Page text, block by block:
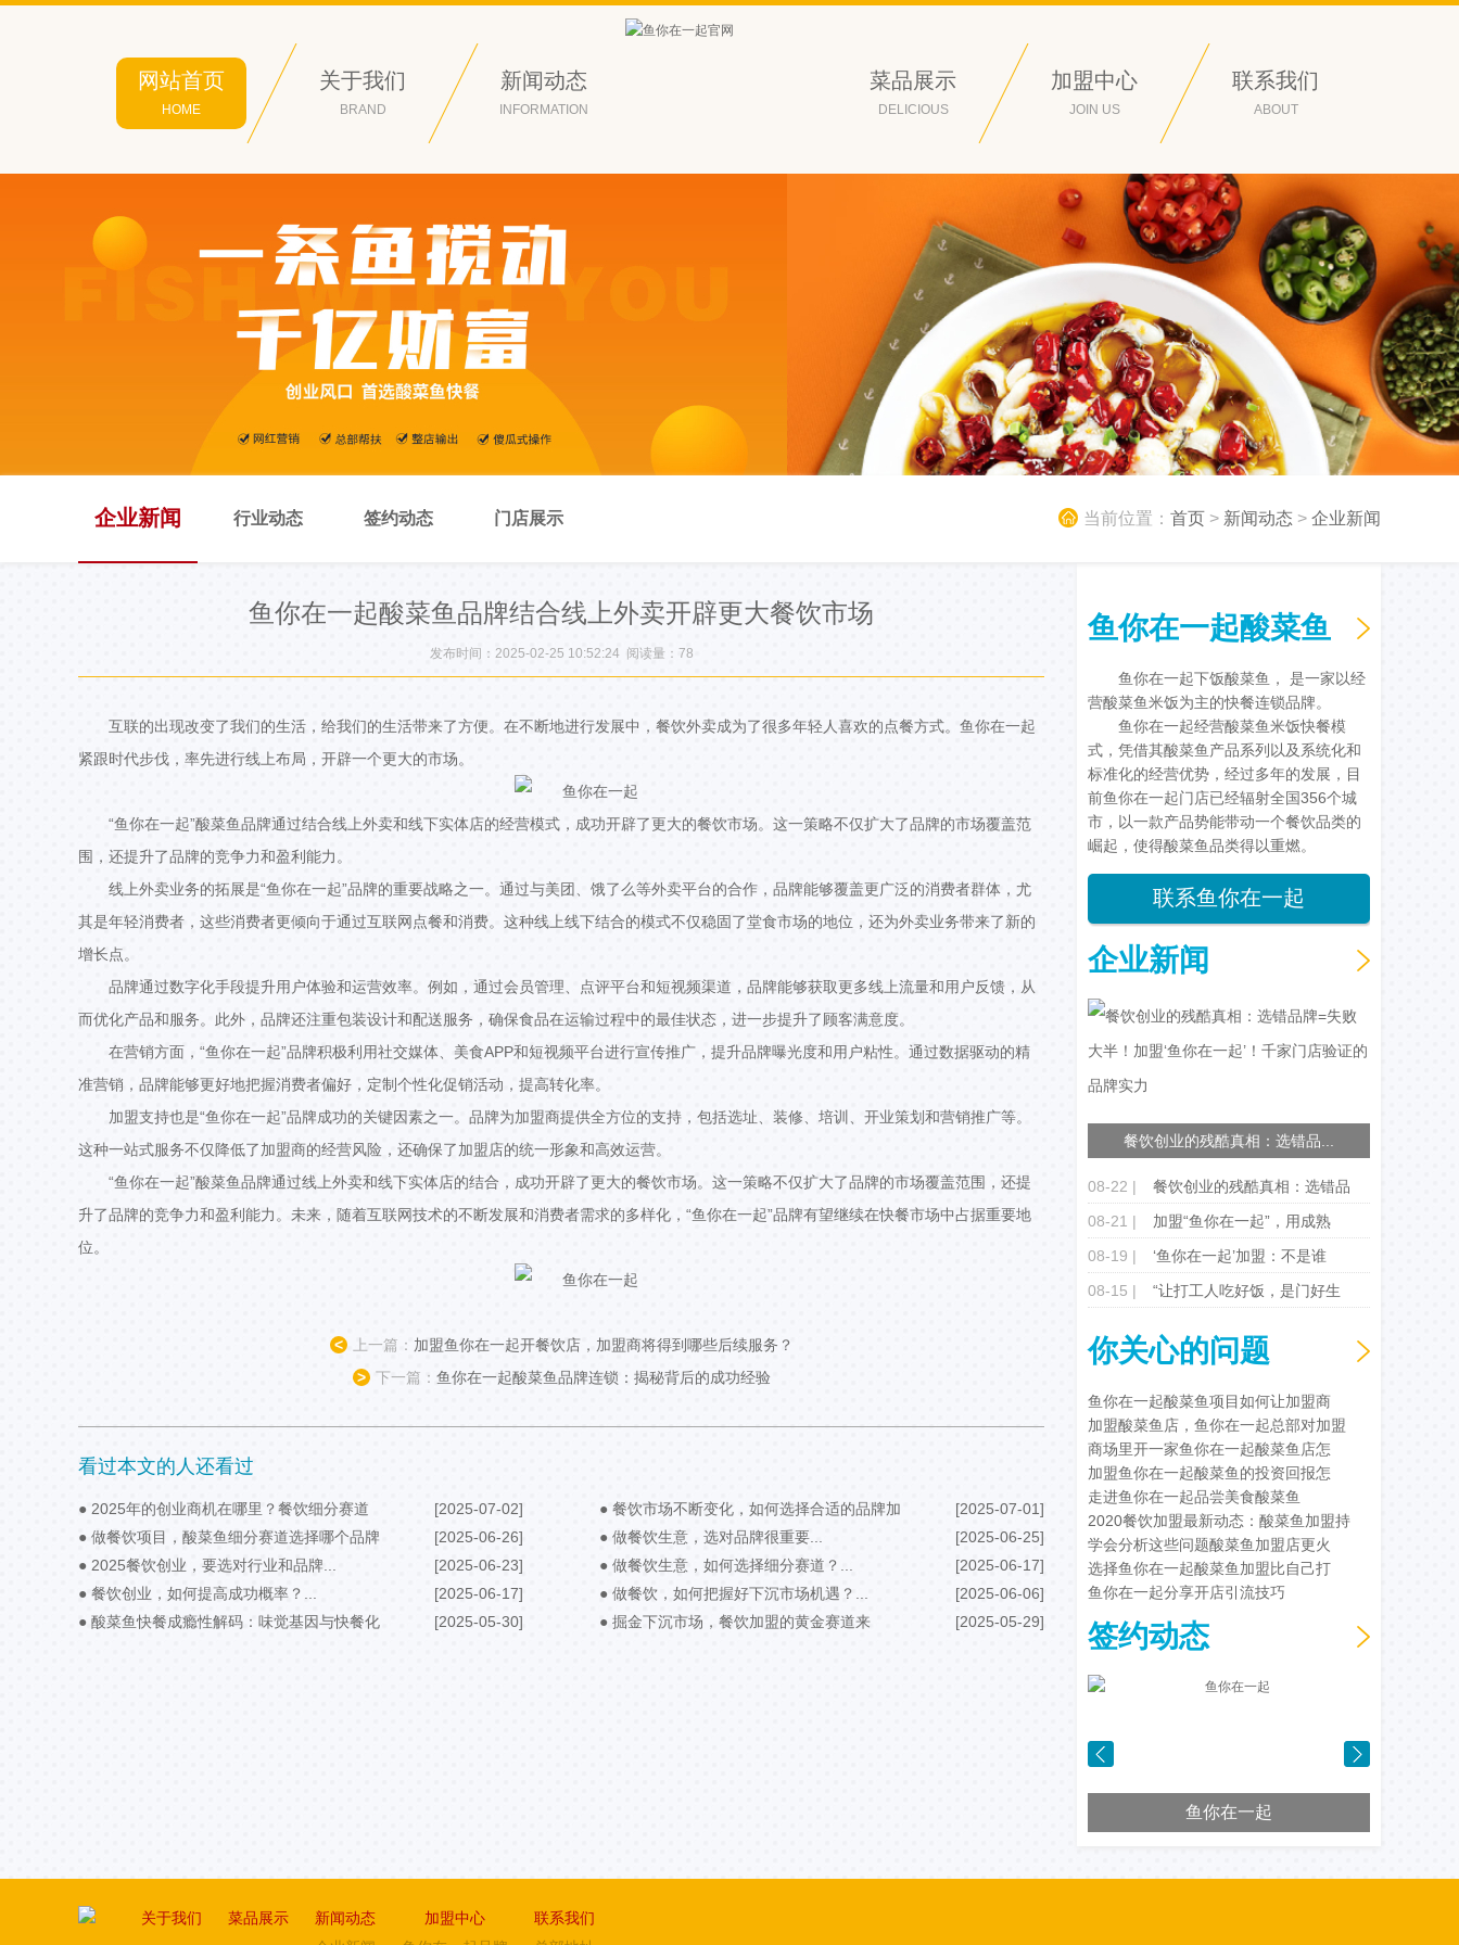
网站首页
HOME
关于我们
BRAND
新闻动态
INFORMATION
菜品展示
DELICIOUS
加盟中心
JOIN US
联系我们
ABOUT
当前位置： 首页 > 新闻动态 > 企业新闻
企业新闻 行业动态 签约动态 门店展示
鱼你在一起酸菜鱼品牌结合线上外卖开辟更大餐饮市场
发布时间：2025-02-25 10:52:24 阅读量： 78
互联的出现改变了我们的生活，给我们的生活带来了方便。在不断地进行发展中，餐饮外卖成为了很多年轻人喜欢的点餐方式。鱼你在一起
紧跟时代步伐，率先进行线上布局，开辟一个更大的市场。
“鱼你在一起”酸菜鱼品牌通过结合线上外卖和线下实体店的经营模式，成功开辟了更大的餐饮市场。这一策略不仅扩大了品牌的市场覆盖范
围，还提升了品牌的竞争力和盈利能力。
线上外卖业务的拓展是“鱼你在一起”品牌的重要战略之一。通过与美团、饿了么等外卖平台的合作，品牌能够覆盖更广泛的消费者群体，尤
其是年轻消费者，这些消费者更倾向于通过互联网点餐和消费。这种线上线下结合的模式不仅稳固了堂食市场的地位，还为外卖业务带来了新的
增长点。
品牌通过数字化手段提升用户体验和运营效率。例如，通过会员管理、点评平台和短视频渠道，品牌能够获取更多线上流量和用户反馈，从
而优化产品和服务。此外，品牌还注重包装设计和配送服务，确保食品在运输过程中的最佳状态，进一步提升了顾客满意度。
在营销方面，“鱼你在一起”品牌积极利用社交媒体、美食APP和短视频平台进行宣传推广，提升品牌曝光度和用户粘性。通过数据驱动的精
准营销，品牌能够更好地把握消费者偏好，定制个性化促销活动，提高转化率。
加盟支持也是“鱼你在一起”品牌成功的关键因素之一。品牌为加盟商提供全方位的支持，包括选址、装修、培训、开业策划和营销推广等。
这种一站式服务不仅降低了加盟商的经营风险，还确保了加盟店的统一形象和高效运营。
“鱼你在一起”酸菜鱼品牌通过线上外卖和线下实体店的结合，成功开辟了更大的餐饮市场。这一策略不仅扩大了品牌的市场覆盖范围，还提
升了品牌的竞争力和盈利能力。未来，随着互联网技术的不断发展和消费者需求的多样化，“鱼你在一起”品牌有望继续在快餐市场中占据重要地
位。
< 上一篇： 加盟鱼你在一起开餐饮店，加盟商将得到哪些后续服务？
> 下一篇： 鱼你在一起酸菜鱼品牌连锁：揭秘背后的成功经验
看过本文的人还看过
[2025-07-02]
● 2025年的创业商机在哪里？餐饮细分赛道
要抓住...
[2025-07-01]
● 餐饮市场不断变化，如何选择合适的品牌加
盟？...
[2025-06-26]
● 做餐饮项目，酸菜鱼细分赛道选择哪个品牌
好？...
[2025-06-25]
● 做餐饮生意，选对品牌很重要...
[2025-06-23]
● 2025餐饮创业，要选对行业和品牌... [2025-06-17]
● 做餐饮生意，如何选择细分赛道？...
[2025-06-17]
● 餐饮创业，如何提高成功概率？... [2025-06-06]
● 做餐饮，如何把握好下沉市场机遇？...
[2025-05-30]
● 酸菜鱼快餐成瘾性解码：味觉基因与快餐化
[2025-05-29]
● 掘金下沉市场，餐饮加盟的黄金赛道来
鱼你在一起酸菜鱼
鱼你在一起下饭酸菜鱼， 是一家以经
营酸菜鱼米饭为主的快餐连锁品牌。
鱼你在一起经营酸菜鱼米饭快餐模
式，凭借其酸菜鱼产品系列以及系统化和
标准化的经营优势，经过多年的发展，目
前鱼你在一起门店已经辐射全国356个城
市，以一款产品势能带动一个餐饮品类的
崛起，使得酸菜鱼品类得以重燃。
联系鱼你在一起
企业新闻
餐饮创业的残酷真相：选错品...
08-22 |
餐饮创业的残酷真相：选错品
08-21 |
加盟“鱼你在一起”，用成熟
08-19 |
‘鱼你在一起’加盟：不是谁
08-15 |
“让打工人吃好饭，是门好生
你关心的问题
鱼你在一起酸菜鱼项目如何让加盟商
加盟酸菜鱼店，鱼你在一起总部对加盟
商场里开一家鱼你在一起酸菜鱼店怎
加盟鱼你在一起酸菜鱼的投资回报怎
走进鱼你在一起品尝美食酸菜鱼
2020餐饮加盟最新动态：酸菜鱼加盟持
学会分析这些问题酸菜鱼加盟店更火
选择鱼你在一起酸菜鱼加盟比自己打
鱼你在一起分享开店引流技巧
签约动态
鱼你在一起
关于我们 菜品展示
新闻动态
加盟中心
联系我们